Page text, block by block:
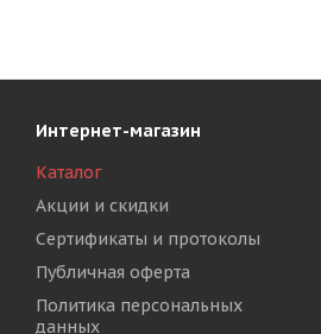
Интернет-магазин
Каталог
Акции и скидки
Сертификаты и протоколы
Публичная оферта
Политика персональных
данных